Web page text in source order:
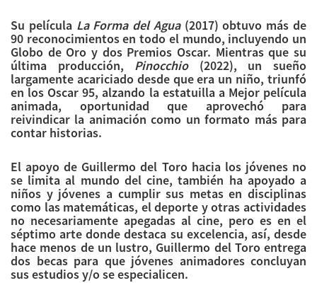
Su película La Forma del Agua(2017) obtuvo más de
90 reconocimientos en todo el mundo, incluyendo un
Globo de Oro y dos Premios Oscar. Mientras que su
última producción, Pinocchio(2022), un sueño
largamente acariciado desde que era un niño, triunfó
en los Oscar 95, alzando la estatuilla a Mejor película
animada, oportunidad que aprovechó para
reivindicar la animación como un formato más para
contar historias.
El apoyo de Guillermo del Toro hacia los jóvenes no
se limita al mundo del cine, también ha apoyado a
niños y jóvenes a cumplir sus metas en disciplinas
como las matemáticas, el deporte y otras actividades
no necesariamente apegadas al cine, pero es en el
séptimo arte donde destaca su excelencia, así, desde
hace menos de un lustro, Guillermo del Toro entrega
dos becas para que jóvenes animadores concluyan
sus estudios y/o se especialicen.